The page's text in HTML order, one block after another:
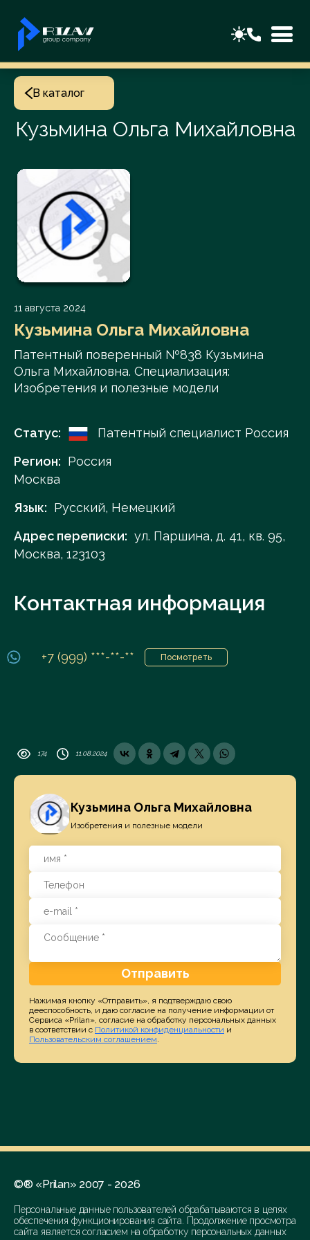
В каталог
Кузьмина Ольга Михайловна
11 августа 2024
Кузьмина Ольга Михайловна
Патентный поверенный №838 Кузьмина
Ольга Михайловна. Специализация:
Изобретения и полезные модели
Статус:
Патентный специалист Россия
Регион: Россия
Москва
Язык: Русский, Немецкий
Адрес переписки: ул. Паршина, д. 41, кв. 95,
Москва, 123103
Контактная информация
+7 (999) ***-**-** Посмотреть
174 11.08.2024
Кузьмина Ольга Михайловна
Изобретения и полезные модели
Отправить
Нажимая кнопку «Отправить», я подтверждаю свою
дееспособность, и даю согласие на получение информации от
Сервиса «Prilan», согласие на обработку персональных данных
в соответствии с Политикой конфиденциальности и
Пользовательским соглашением.
©® «Prilan» 2007 - 2026
Персональные данные пользователей обрабатываются в целях
обеспечения функционирования сайта. Продолжение просмотра
сайта является согласием на обработку персональных данных